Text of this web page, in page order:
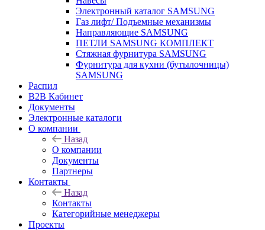
Электронный каталог SAMSUNG
Газ лифт/ Подъемные механизмы
Направляющие SAMSUNG
ПЕТЛИ SAMSUNG КОМПЛЕКТ
Стяжная фурнитура SAMSUNG
Фурнитура для кухни (бутылочницы)
SAMSUNG
Распил
B2B Кабинет
Документы
Электронные каталоги
О компании
Назад
О компании
Документы
Партнеры
Контакты
Назад
Контакты
Категорийные менеджеры
Проекты